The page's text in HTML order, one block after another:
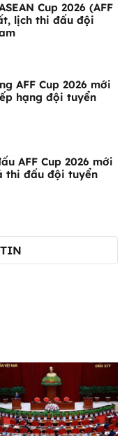
Cup 2026 (AFF
lịch thi đấu đội
AFF Cup 2026 mới
hạng đội tuyển
AFF Cup 2026 mới
thi đấu đội tuyển